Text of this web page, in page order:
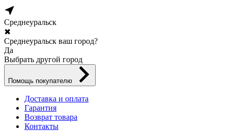
Среднеуральск
✖
Среднеуральск ваш город?
Да
Выбрать другой город
Помощь покупателю
Доставка и оплата
Гарантия
Возврат товара
Контакты